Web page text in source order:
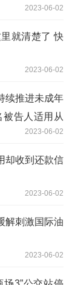
2023-06-02
就清楚了 快
2023-06-02
续推进未成年
被告人适用从
2023-06-02
却收到还款信
2023-06-02
解刺激国际油
2023-06-02